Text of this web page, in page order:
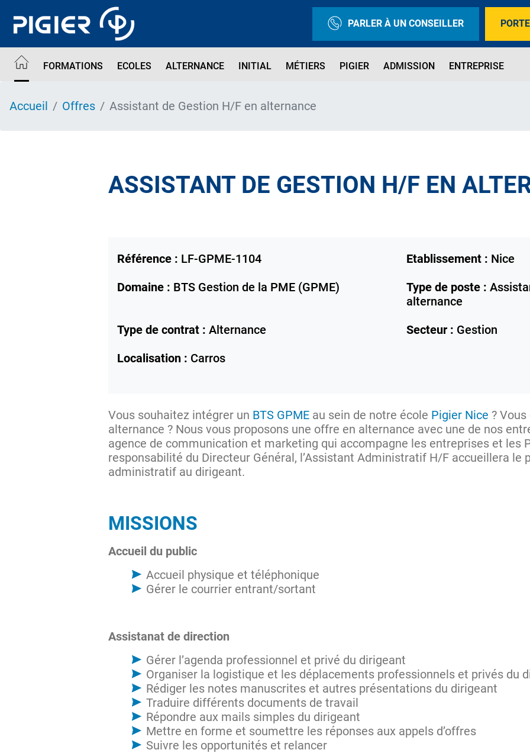
contenu
PARLER À UN CONSEILLER
FORMATIONS ECOLES ALTERNANCE INITIAL MÉTIERS PIGIER ADMISSION ENTREPRISE
Accueil Offres Assistant de Gestion H/F en alternance
ASSISTANT DE GESTION H/F EN
Référence : LF-GPME-1104 Etablissement : Nice
Domaine : BTS Gestion de la PME (GPME) Type de poste :
alternance
Type de contrat : Alternance Secteur : Gestion
Localisation : Carros
Vous souhaitez intégrer un BTS GPME au sein de notre école Pigier Nice ?
alternance ? Nous vous proposons une offre en alternance avec une de nos
agence de communication et marketing qui accompagne les entreprises et les
responsabilité du Directeur Général, l’Assistant Administratif H/F accueillera le
administratif au dirigeant.
MISSIONS
Accueil du public
Accueil physique et téléphonique
Gérer le courrier entrant/sortant
Assistanat de direction
Gérer l’agenda professionnel et privé du dirigeant
Organiser la logistique et les déplacements professionnels et privés du
Rédiger les notes manuscrites et autres présentations du dirigeant
Traduire différents documents de travail
Répondre aux mails simples du dirigeant
Mettre en forme et soumettre les réponses aux appels d’offres
Suivre les opportunités et relancer